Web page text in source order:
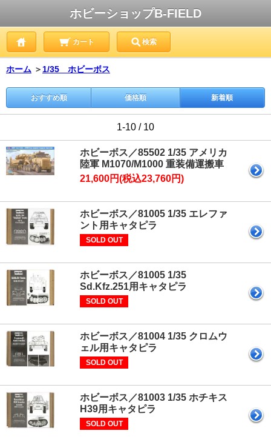
ホビーショップB-FIELD
カート 検索
ホーム ＞ 1/35 ホビーボス
おすすめ順 価格順 新着順
1-10 / 10
ホビーボス／85502 1/35 アメリカ
陸軍 M1070/M1000 重装備運搬車
21,600円(税込23,760円)
ホビーボス／81005 1/35 エレファ
ント用キャタピラ
SOLD OUT
ホビーボス／81005 1/35
Sd.Kfz.251用キャタピラ
SOLD OUT
ホビーボス／81004 1/35 クロムウ
ェル用キャタピラ
SOLD OUT
ホビーボス／81003 1/35 ホチキス
H39用キャタピラ
SOLD OUT